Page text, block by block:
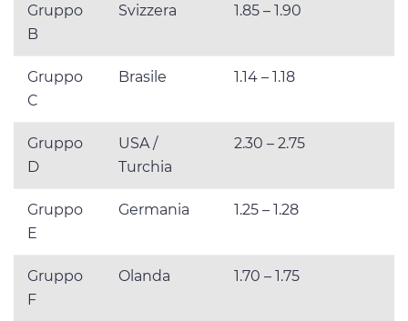
Gruppo
B
Svizzera 1.85 – 1.90
Gruppo
C
Brasile 1.14 – 1.18
Gruppo
D
USA /
Turchia
2.30 – 2.75
Gruppo
E
Germania 1.25 – 1.28
Gruppo
F
Olanda 1.70 – 1.75